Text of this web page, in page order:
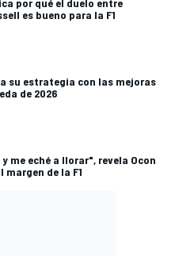
por qué el duelo entre
es bueno para la F1
su estrategia con las mejoras
de 2026
me eché a llorar", revela Ocon
margen de la F1